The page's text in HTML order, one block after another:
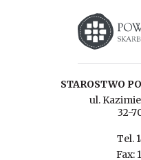
Starostwo
STAROSTWO
ul.
32-
Tel.
Fax: